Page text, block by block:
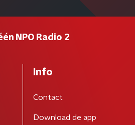
NPO Radio 2
Info
Contact
Download de app